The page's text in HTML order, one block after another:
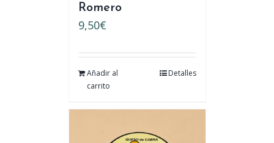
Romero
9,50€
Añadir al
carrito
Detalles